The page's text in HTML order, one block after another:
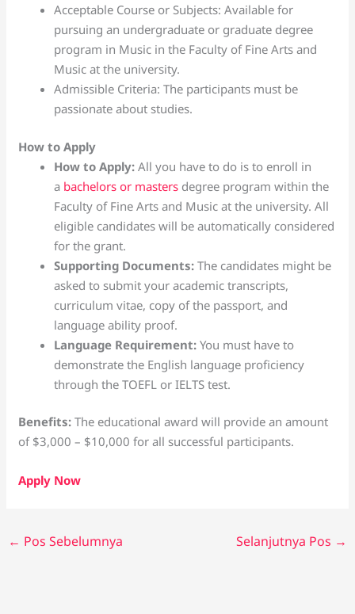
Acceptable Course or Subjects: Available for
pursuing an undergraduate or graduate degree
program in Music in the Faculty of Fine Arts and
Music at the university.
Admissible Criteria: The participants must be
passionate about studies.
How to Apply
How to Apply:All you have to do is to enroll in
a bachelors or masters degree program within the
Faculty of Fine Arts and Music at the university. All
eligible candidates will be automatically considered
for the grant.
Supporting Documents:The candidates might be
asked to submit your academic transcripts,
curriculum vitae, copy of the passport, and
language ability proof.
Language Requirement:You must have to
demonstrate the English language proficiency
through the TOEFL or IELTS test.
Benefits:The educational award will provide an amount
of $3,000 – $10,000 for all successful participants.
Apply Now
← Pos Sebelumnya Selanjutnya Pos →